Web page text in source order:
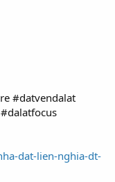
#datvendalat
dat-lien-nghia-dt-